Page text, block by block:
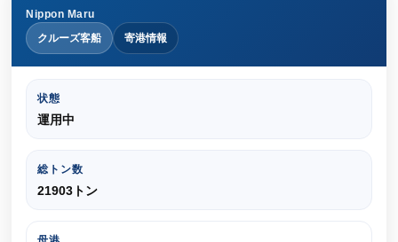
Nippon Maru
クルーズ客船
寄港情報
状態
運用中
総トン数
21903トン
ログイン状態を保持
新規登録